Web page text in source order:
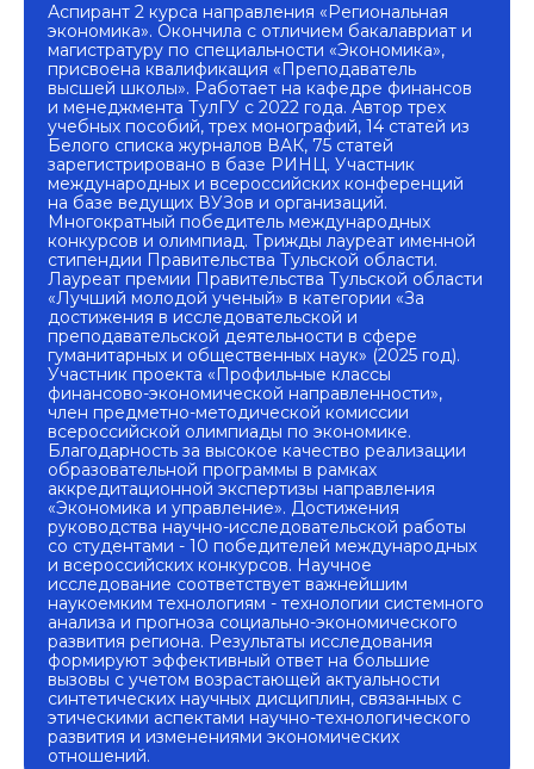
Аспирант 2 курса направления «Региональная
экономика». Окончила с отличием бакалавриат и
магистратуру по специальности «Экономика»,
присвоена квалификация «Преподаватель
высшей школы». Работает на кафедре финансов
и менеджмента ТулГУ с 2022 года. Автор трех
учебных пособий, трех монографий, 14 статей из
Белого списка журналов ВАК, 75 статей
зарегистрировано в базе РИНЦ. Участник
международных и всероссийских конференций
на базе ведущих ВУЗов и организаций.
Многократный победитель международных
конкурсов и олимпиад. Трижды лауреат именной
стипендии Правительства Тульской области.
Лауреат премии Правительства Тульской области
«Лучший молодой ученый» в категории «За
достижения в исследовательской и
преподавательской деятельности в сфере
гуманитарных и общественных наук» (2025 год).
Участник проекта «Профильные классы
финансово-экономической направленности»,
член предметно-методической комиссии
всероссийской олимпиады по экономике.
Благодарность за высокое качество реализации
образовательной программы в рамках
аккредитационной экспертизы направления
«Экономика и управление». Достижения
руководства научно-исследовательской работы
со студентами - 10 победителей международных
и всероссийских конкурсов. Научное
исследование соответствует важнейшим
наукоемким технологиям - технологии системного
анализа и прогноза социально-экономического
развития региона. Результаты исследования
формируют эффективный ответ на большие
вызовы с учетом возрастающей актуальности
синтетических научных дисциплин, связанных с
этическими аспектами научно-технологического
развития и изменениями экономических
отношений.